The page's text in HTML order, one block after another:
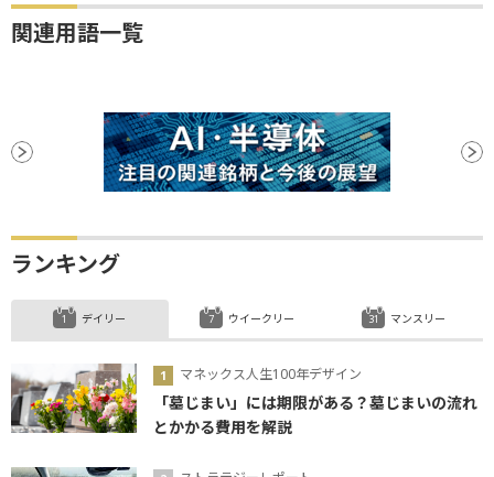
関連用語一覧
ランキング
デイリー
マネックス人生100年デザイン
「墓じまい」には期限がある？墓じまいの流れ
とかかる費用を解説
ウイークリー マンスリー